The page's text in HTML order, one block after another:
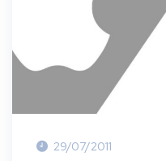
29/07/2011